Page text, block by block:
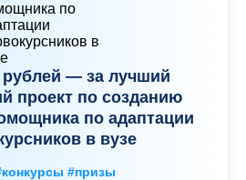
— за лучший
проект по созданию
по адаптации
в вузе
#призы